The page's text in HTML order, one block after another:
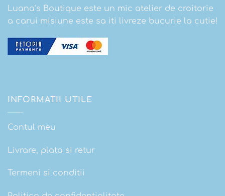
Luana’s Boutique este un mic atelier de croitorie
a carui misiune este sa iti livreze bucurie la cutie!
INFORMATII UTILE
Contul meu
Livrare, plata si retur
Termeni si conditii